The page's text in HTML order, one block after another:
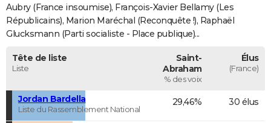
FORUM
Bricolage
Lifestyle
Culture
SportAuto
Television
Voyage
Cinema
Aubry (France insoumise), François-Xavier Bellamy (Les
Républicains), Marion Maréchal (Reconquête !), Raphaël
Glucksmann (Parti socialiste - Place publique)...
Tête de liste
Liste
Saint-
Abraham
% des voix
Élus
(France)
Jordan Bardella
Liste du Rassemblement National
29,46% 30 élus